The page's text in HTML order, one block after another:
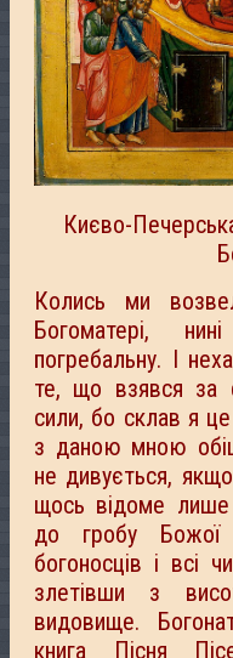
Києво-
Колись ми
Богоматері,
погребальну. І
те, що взявся за
сили, бо склав я
з даною мною
не дивується,
щось відоме
до гробу Божої
богоносців і всі
злетівши з
видовище.
книга Пісня